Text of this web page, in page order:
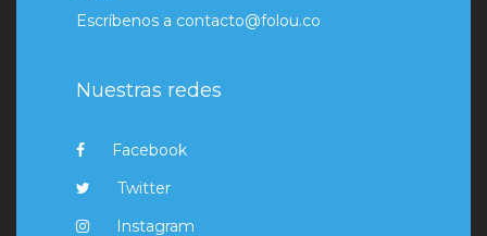
Escríbenos a contacto@folou.co
Nuestras redes
Facebook
Twitter
Instagram